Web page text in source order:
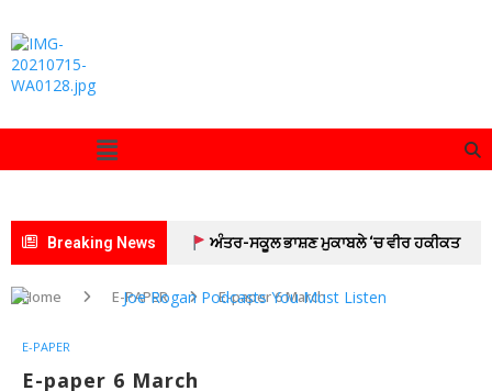
Breaking News ਅੰਤਰ-ਸਕੂਲ ਭਾਸ਼ਣ ਮੁਕਾਬਲੇ ‘ਚ ਵੀਰ ਹਕੀਕਤ
ਰਾਏ ਮਾਡਲ ਸਕੂਲ ਦਾ ਦਬਦਬਾ ਬਰਕਰਾਰ
ਦਫ਼ਤਰ ਯੂਨੀਅਨ ਪਟਿਆਲਾ ਦੇ ਕਰਮਚਾਰੀ ਸਮੂਹਿਕ ਛੁੱਟੀ
Home E-PAPER E-paper 6 March
E-PAPER
E-paper 6 March